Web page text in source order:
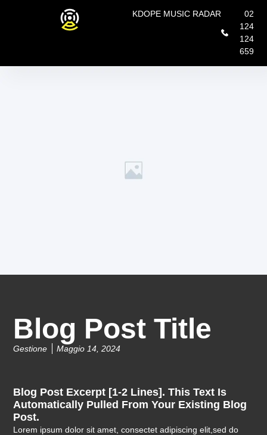
KDOPE MUSIC RADAR
02
124
124
659
Blog Post Title
Gestione Maggio 14, 2024
Blog Post Excerpt [1-2 Lines]. This Text Is
Automatically Pulled From Your Existing Blog
Post.
Lorem ipsum dolor sit amet, consectet adipiscing elit,sed do